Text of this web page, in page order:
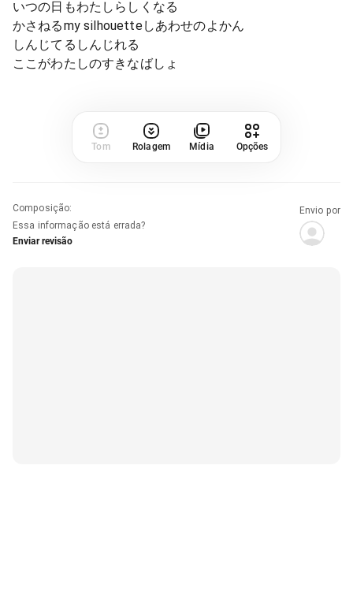
いつの日もわたしらしくなる
かさねるmy silhouetteしあわせのよかん
しんじてるしんじれる
ここがわたしのすきなばしょ
Tom Rolagem Mídia Opções
Composição:
Essa informação está errada?
Enviar revisão
Envio por